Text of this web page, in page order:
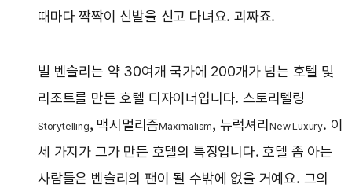
때마다 짝짝이 신발을 신고 다녀요. 괴짜죠.
빌 벤슬리는 약 30여개 국가에 200개가 넘는 호텔 및
리조트를 만든 호텔 디자이너입니다. 스토리텔링
Storytelling, 맥시멀리즘Maximalism, 뉴럭셔리New Luxury. 이
세 가지가 그가 만든 호텔의 특징입니다. 호텔 좀 아는
사람들은 벤슬리의 팬이 될 수밖에 없을 거예요. 그의